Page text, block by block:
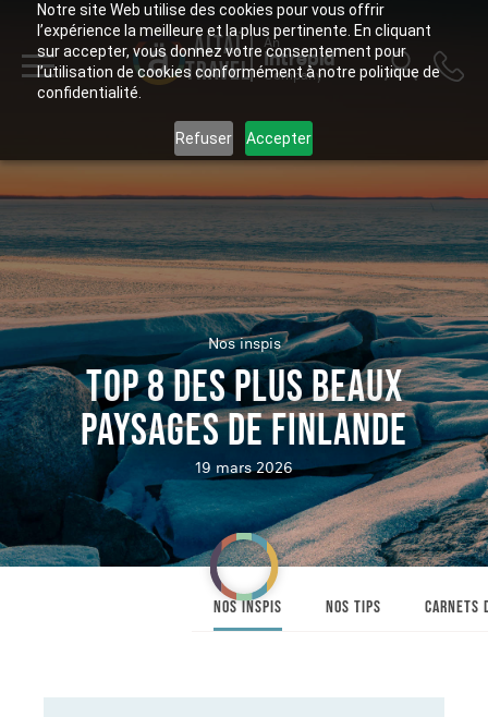
Notre site Web utilise des cookies pour vous offrir
l’expérience la meilleure et la plus pertinente. En cliquant
sur accepter, vous donnez votre consentement pour
l’utilisation de cookies conformément à notre politique de
confidentialité.
Refuser Accepter
ALTAÏ
TRAVEL
An
Intrepid
Company
Nos inspis
TOP 8 DES PLUS BEAUX
PAYSAGES DE FINLANDE
19 mars 2026
NOS INSPIS NOS TIPS CARNETS